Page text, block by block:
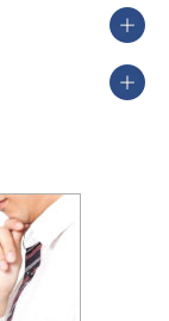
長野県
和歌山県
る方法
の学力